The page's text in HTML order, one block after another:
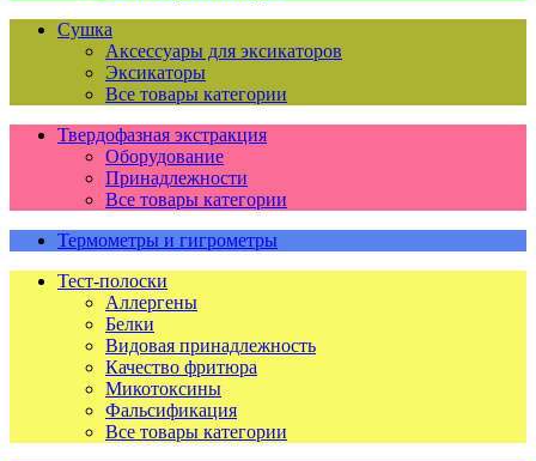
Сушка
Аксессуары для эксикаторов
Эксикаторы
Все товары категории
Твердофазная экстракция
Оборудование
Принадлежности
Все товары категории
Термометры и гигрометры
Тест-полоски
Аллергены
Белки
Видовая принадлежность
Качество фритюра
Микотоксины
Фальсификация
Все товары категории